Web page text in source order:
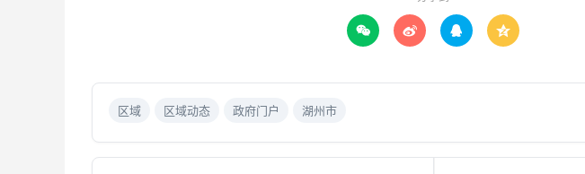
   
区域 区域动态 政府门户 湖州市